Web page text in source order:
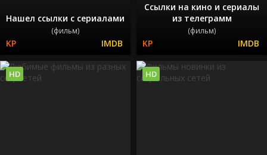
Нашел ссылки с сериалами
(фильм)
Ссылки на кино и сериалы
из телеграмм
(фильм)
HD HD